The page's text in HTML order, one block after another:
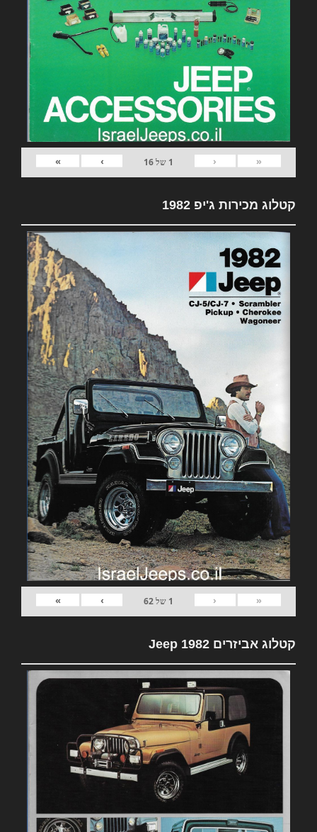
«
‹
1 של16
›
»
קטלוג מכירות ג'יפ 1982
«
‹
1 של62
›
»
קטלוג אביזרים 1982 Jeep